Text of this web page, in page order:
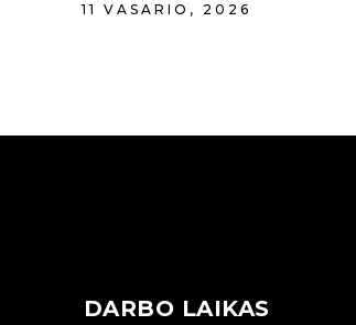
11 VASARIO, 2026
DARBO LAIKAS